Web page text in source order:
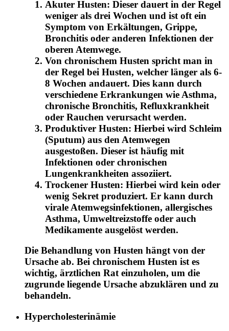
Akuter Husten: Dieser dauert in der Regel
weniger als drei Wochen und ist oft ein
Symptom von Erkältungen, Grippe,
Bronchitis oder anderen Infektionen der
oberen Atemwege.
Von chronischem Husten spricht man in
der Regel bei Husten, welcher länger als 6-
8 Wochen andauert. Dies kann durch
verschiedene Erkrankungen wie Asthma,
chronische Bronchitis, Refluxkrankheit
oder Rauchen verursacht werden.
Produktiver Husten: Hierbei wird Schleim
(Sputum) aus den Atemwegen
ausgestoßen. Dieser ist häufig mit
Infektionen oder chronischen
Lungenkrankheiten assoziiert.
Trockener Husten: Hierbei wird kein oder
wenig Sekret produziert. Er kann durch
virale Atemwegsinfektionen, allergisches
Asthma, Umweltreizstoffe oder auch
Medikamente ausgelöst werden.
Die Behandlung von Husten hängt von der
Ursache ab. Bei chronischem Husten ist es
wichtig, ärztlichen Rat einzuholen, um die
zugrunde liegende Ursache abzuklären und zu
behandeln.
Hypercholesterinämie